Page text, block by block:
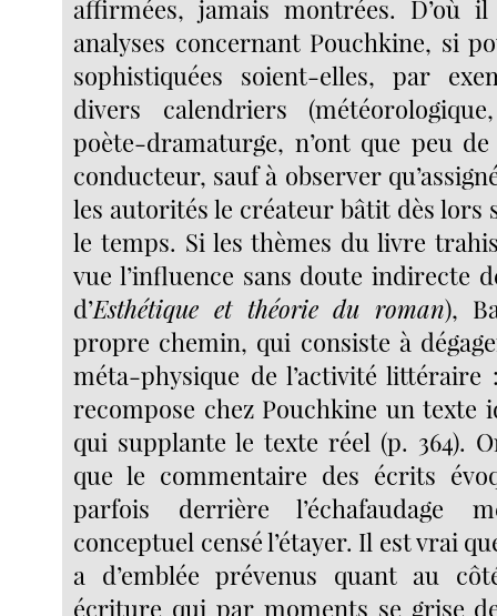
affirmées, jamais montrées. D’où
analyses concernant Pouchkine, si
sophistiquées soient-elles, par
divers calendriers
poète-dramaturge, n’ont que peu
conducteur, sauf à observer
les autorités le créateur bâtit dès lors
le temps. Si les thèmes du livre
vue l’influence sans doute indirecte
d’Esthétique et théorie du roman),
propre chemin, qui consiste à
méta-physique de l’activité littéraire
recompose chez Pouchkine un texte
qui supplante le texte réel (p. 364).
que le commentaire des écrits
parfois derrière l’échafaudage
conceptuel censé l’étayer. Il est vrai
a d’emblée prévenus quant au
écriture qui par moments se grise